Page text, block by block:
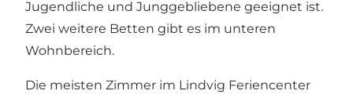
Jugendliche und Junggebliebene geeignet ist.
Zwei weitere Betten gibt es im unteren
Wohnbereich.
Die meisten Zimmer im Lindvig Feriencenter